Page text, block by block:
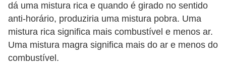
dá uma mistura rica e quando é girado no sentido
anti-horário, produziria uma mistura pobra. Uma
mistura rica significa mais combustível e menos ar.
Uma mistura magra significa mais do ar e menos do
combustível.